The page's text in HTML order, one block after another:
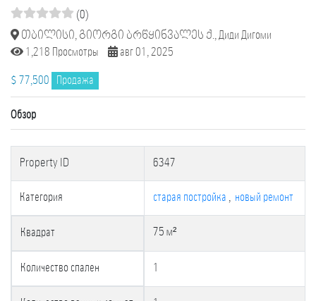
(0)
თბილისი, გიორგი ბრწყინვალეს ქ., Диди Дигоми
1,218 Просмотры
авг 01, 2025
$ 77,500 Продажа
Обзор
Property ID 6347
Категория старая постройка , новый ремонт
Квадрат 75 м²
Количество спален 1